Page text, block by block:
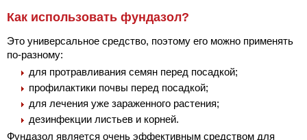
Как использовать фундазол?
Это универсальное средство, поэтому его можно применять
по-разному:
для протравливания семян перед посадкой;
профилактики почвы перед посадкой;
для лечения уже зараженного растения;
дезинфекции листьев и корней.
Фундазол является очень эффективным средством для